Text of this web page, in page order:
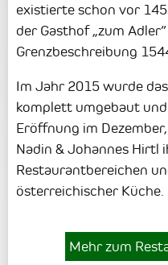
existierte schon vor
der Gasthof „zum
Grenzbeschreibung
Im Jahr 2015 wurde
komplett umgebaut
Eröffnung im
Nadin & Johannes Hirtl
Restaurantbereichen
österreichischer Küche.
Mehr zum